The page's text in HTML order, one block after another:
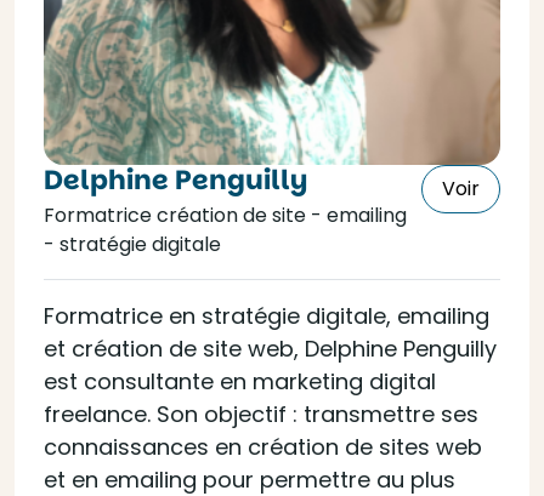
Delphine Penguilly
Formatrice création de site - emailing
- stratégie digitale
Voir
Formatrice en stratégie digitale, emailing
et création de site web, Delphine Penguilly
est consultante en marketing digital
freelance. Son objectif : transmettre ses
connaissances en création de sites web
et en emailing pour permettre au plus